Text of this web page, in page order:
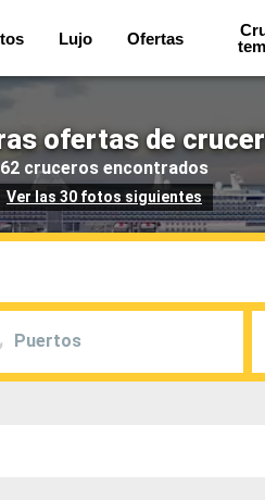
Lujo Ofertas
ofertas de
62 cruceros encontrados
Ver las 30 fotos siguientes
Puertos